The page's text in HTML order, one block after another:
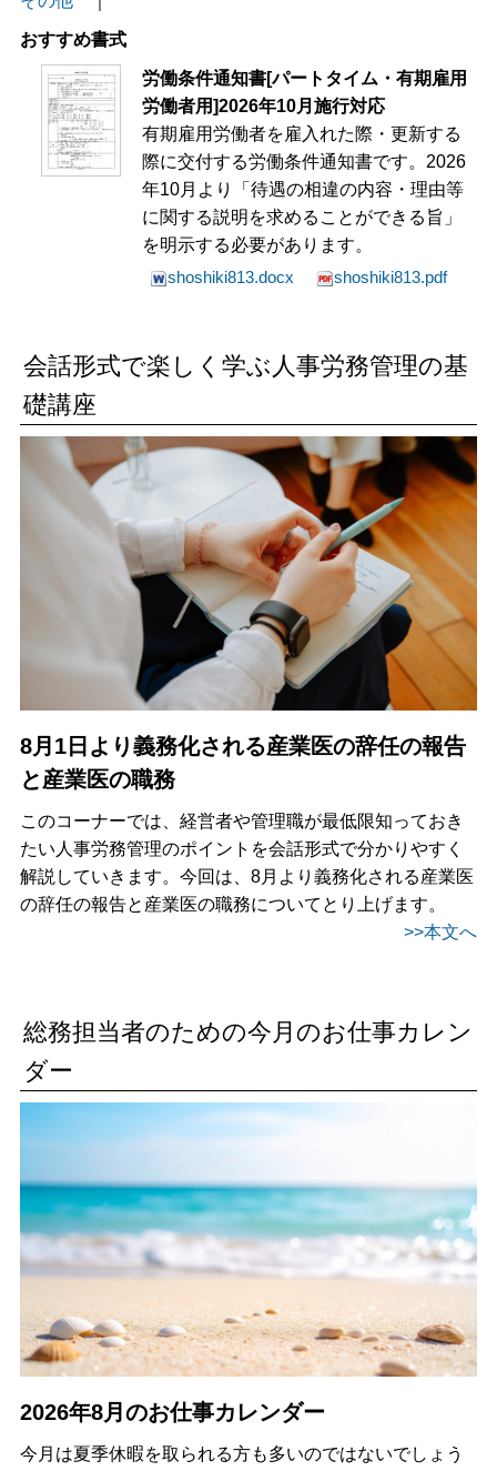
おすすめ書式
労働条件通知書[パートタイム・有期雇用
労働者用]2026年10月施行対応
有期雇用労働者を雇入れた際・更新する
際に交付する労働条件通知書です。2026
年10月より「待遇の相違の内容・理由等
に関する説明を求めることができる旨」
を明示する必要があります。
shoshiki813.docx
shoshiki813.pdf
会話形式で楽しく学ぶ人事労務管理の基
礎講座
8月1日より義務化される産業医の辞任の報告
と産業医の職務
このコーナーでは、経営者や管理職が最低限知っておき
たい人事労務管理のポイントを会話形式で分かりやすく
解説していきます。今回は、8月より義務化される産業医
の辞任の報告と産業医の職務についてとり上げます。
>>本文へ
総務担当者のための今月のお仕事カレン
ダー
2026年8月のお仕事カレンダー
今月は夏季休暇を取られる方も多いのではないでしょう